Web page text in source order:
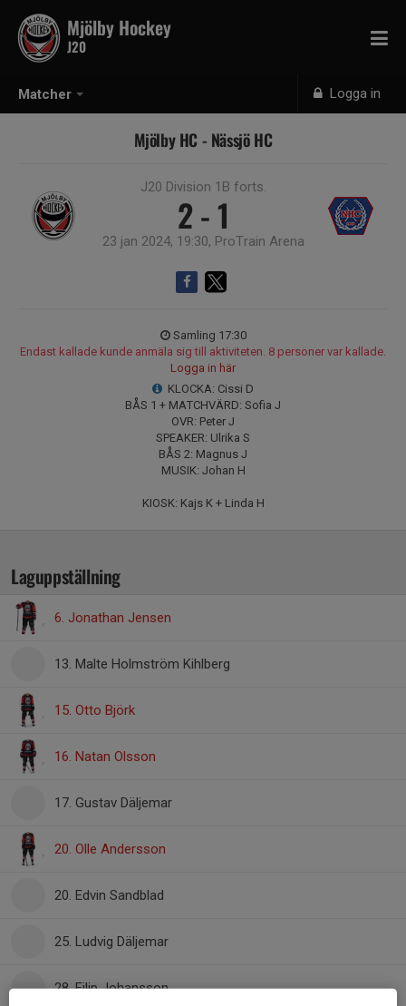
Matcher Logga in
Mjölby Hockey
J20
Mjölby HC - Nässjö HC
J20 Division 1B forts.
2 - 1
23 jan 2024, 19:30, ProTrain Arena
Samling 17:30
Endast kallade kunde anmäla sig till aktiviteten. 8 personer var kallade.
Logga in här
KLOCKA: Cissi D
BÅS 1 + MATCHVÄRD: Sofia J
OVR: Peter J
SPEAKER: Ulrika S
BÅS 2: Magnus J
MUSIK: Johan H
KIOSK: Kajs K + Linda H
Laguppställning
6. Jonathan Jensen
13. Malte Holmström Kihlberg
15. Otto Björk
16. Natan Olsson
17. Gustav Däljemar
20. Olle Andersson
20. Edvin Sandblad
25. Ludvig Däljemar
28. Filip Johansson